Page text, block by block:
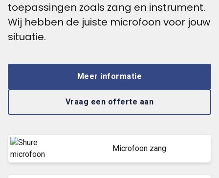
toepassingen zoals zang en instrument.
Wij hebben de juiste microfoon voor jouw
situatie.
Meer informatie
Vraag een offerte aan
Microfoon zang